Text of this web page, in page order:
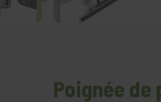
Poignée de